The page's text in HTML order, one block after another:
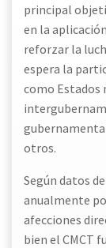
principal
en la
reforzar la
espera la
como Estados
otros.
Según datos
anualmente
afecciones
bien el CMCT